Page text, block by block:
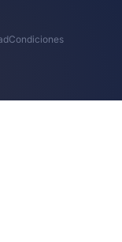
Condiciones